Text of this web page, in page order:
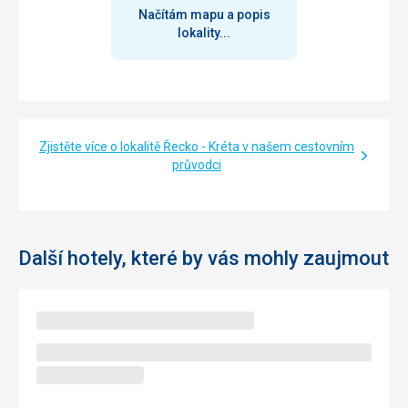
Načítám mapu a popis
lokality...
Zjistěte více o lokalitě Řecko - Kréta v našem cestovním
průvodci
Další hotely, které by vás mohly zaujmout